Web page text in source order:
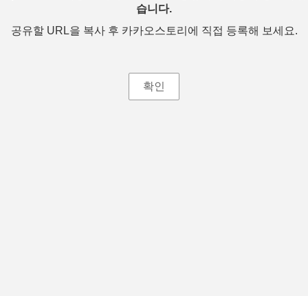
습니다.
공유할 URL을 복사 후 카카오스토리에 직접 등록해 보세요.
확인